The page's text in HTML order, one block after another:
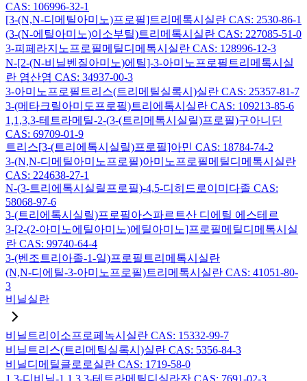
CAS: 106996-32-1
[3-(N,N-디메틸아미노)프로필]트리메톡시실란 CAS: 2530-86-1
(3-(N-에틸아미노)이소부틸)트리메톡시실란 CAS: 227085-51-0
3-피페라지노프로필메틸디메톡시실란 CAS: 128996-12-3
N-[2-(N-비닐벤질아미노)에틸]-3-아미노프로필트리메톡시실
란 염산염 CAS: 34937-00-3
3-아미노프로필트리스(트리메틸실록시)실란 CAS: 25357-81-7
3-(메타크릴아미도프로필)트리에톡시실란 CAS: 109213-85-6
1,1,3,3-테트라메틸-2-(3-(트리메톡시실릴)프로필)구아니딘
CAS: 69709-01-9
트리스[3-(트리에톡시실릴)프로필]아민 CAS: 18784-74-2
3-(N,N-디메틸아미노프로필)아미노프로필메틸디메톡시실란
CAS: 224638-27-1
N-(3-트리에톡시실릴프로필)-4,5-디히드로이미다졸 CAS:
58068-97-6
3-(트리에톡시실릴)프로필아스파르트산 디에틸 에스테르
3-[2-(2-아미노에틸아미노)에틸아미노]프로필메틸디메톡시실
란 CAS: 99740-64-4
3-(벤조트리아졸-1-일)프로필트리메톡시실란
(N,N-디에틸-3-아미노프로필)트리메톡시실란 CAS: 41051-80-
3
비닐실란
비닐트리이소프로페녹시실란 CAS: 15332-99-7
비닐트리스(트리메틸실록시)실란 CAS: 5356-84-3
비닐디메틸클로로실란 CAS: 1719-58-0
1,3-디비닐-1,1,3,3-테트라메틸디실라잔 CAS: 7691-02-3